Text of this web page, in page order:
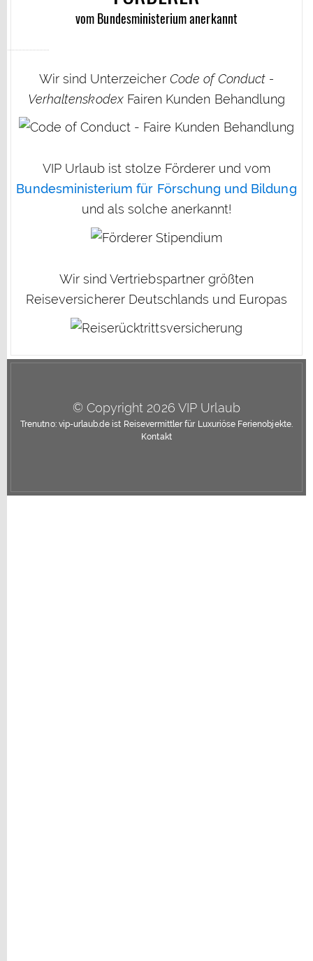
vom Bundesministerium anerkannt
Wir sind Unterzeicher Code of Conduct -
VerhaltenskodexFairen Kunden Behandlung
VIP Urlaub ist stolze Förderer und vom
Bundesministerium für Förschung und Bildung
und als solche anerkannt!
Wir sind Vertriebspartner größten
Reiseversicherer Deutschlands und Europas
© Copyright 2026 VIP Urlaub
Trenutno: vip-urlaub.de ist Reisevermittler für Luxuriöse Ferienobjekte.
Kontakt